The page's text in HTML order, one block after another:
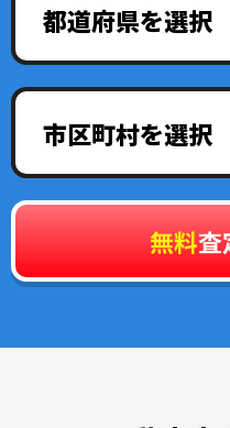
都道府県を選択
市区町村を選択
無料査